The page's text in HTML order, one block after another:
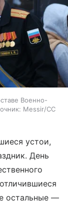
Военно-
Messir/CC
устои,
День
остальные —